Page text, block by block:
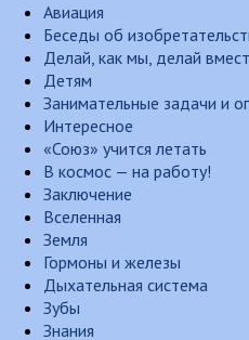
Авиация
Беседы об
Делай, как мы, делай
Детям
Занимательные задачи и
Интересное
«Союз» учится летать
В космос — на работу!
Заключение
Вселенная
Земля
Гормоны и железы
Дыхательная система
Зубы
Знания